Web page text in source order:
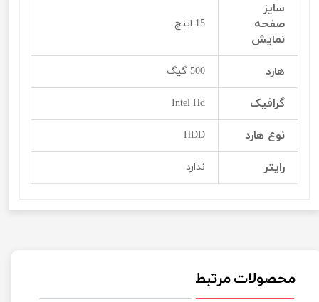
سایز
صفحه
نمایش
15 اینچ
هارد 500 گیگ
گرافیک Intel Hd
نوع هارد HDD
رایتر ندارد
محصولات مرتبط